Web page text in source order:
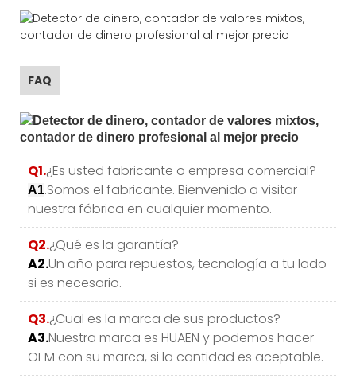
FAQ
Q1.¿Es usted fabricante o empresa comercial?
A1.Somos el fabricante. Bienvenido a visitar
nuestra fábrica en cualquier momento.
Q2.¿Qué es la garantía?
A2.Un año para repuestos, tecnología a tu lado
si es necesario.
Q3.¿Cual es la marca de sus productos?
A3.Nuestra marca es HUAEN y podemos hacer
OEM con su marca, si la cantidad es aceptable.